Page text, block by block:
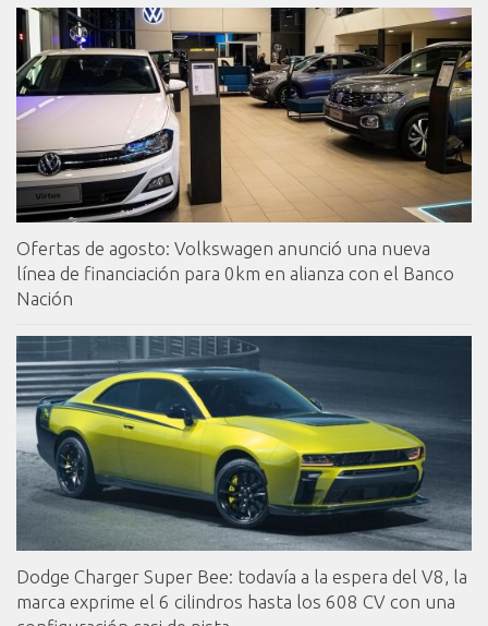
Ofertas de agosto: Volkswagen anunció una nueva
línea de financiación para 0km en alianza con el Banco
Nación
Dodge Charger Super Bee: todavía a la espera del V8, la
marca exprime el 6 cilindros hasta los 608 CV con una